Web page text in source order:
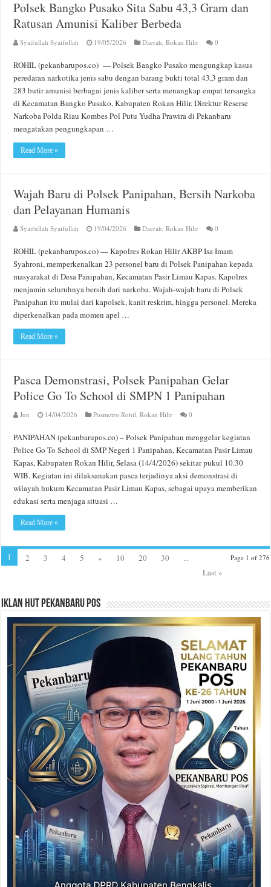
Polsek Bangko Pusako Sita Sabu 43,3 Gram dan
Ratusan Amunisi Kaliber Berbeda
Syaifullah Syaifullah 19/05/2026 Daerah,Rokan Hilir 0
ROHIL (pekanbarupos.co) — Polsek Bangko Pusako mengungkap kasus
peredaran narkotika jenis sabu dengan barang bukti total 43,3 gram dan
283 butir amunisi berbagai jenis kaliber serta menangkap empat tersangka
di Kecamatan Bangko Pusako, Kabupaten Rokan Hilir. Direktur Reserse
Narkoba Polda Riau Kombes Pol Putu Yudha Prawira di Pekanbaru
mengatakan pengungkapan …
Read More »
Wajah Baru di Polsek Panipahan, Bersih Narkoba
dan Pelayanan Humanis
Syaifullah Syaifullah 19/04/2026 Daerah,Rokan Hilir 0
ROHIL (pekanbarupos.co) — Kapolres Rokan Hilir AKBP Isa Imam
Syahroni, memperkenalkan 23 personel baru di Polsek Panipahan kepada
masyarakat di Desa Panipahan, Kecamatan Pasir Limau Kapas. Kapolres
menjamin seluruhnya bersih dari narkoba. Wajah-wajah baru di Polsek
Panipahan itu mulai dari kapolsek, kanit reskrim, hingga personel. Mereka
diperkenalkan pada momen apel …
Read More »
Pasca Demonstrasi, Polsek Panipahan Gelar
Police Go To School di SMPN 1 Panipahan
Jun 14/04/2026 Posmetro Rohil,Rokan Hilir 0
PANIPAHAN (pekanbarupos.co) – Polsek Panipahan menggelar kegiatan
Police Go To School di SMP Negeri 1 Panipahan, Kecamatan Pasir Limau
Kapas, Kabupaten Rokan Hilir, Selasa (14/4/2026) sekitar pukul 10.30
WIB. Kegiatan ini dilaksanakan pasca terjadinya aksi demonstrasi di
wilayah hukum Kecamatan Pasir Limau Kapas, sebagai upaya memberikan
edukasi serta menjaga situasi …
Read More »
Page 1 of 276
1 2 3 4 5 » 10 20 30
...
Last »
Iklan HUT Pekanbaru Pos